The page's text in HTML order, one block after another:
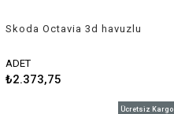
Skoda Octavia 3d havuzlu
ADET
₺2.373,75
Ücretsiz Kargo